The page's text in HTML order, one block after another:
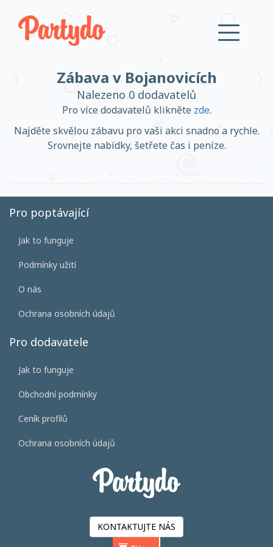
Založit účet
Přihlásit se
Založit účet
Zábava v Bojanovicích
Nalezeno 0 dodavatelů
Pro více dodavatelů klikněte zde.
Najděte skvělou zábavu pro vaši akci snadno a rychle.
Srovnejte nabídky, šetřete čas i peníze.
Pro poptávající
Jak to funguje
Podmínky užití
O nás
Ochrana osobních údajů
Pro dodavatele
Jak to funguje
Obchodní podmínky
Ceník profilů
Ochrana osobních údajů
KONTAKTUJTE NÁS